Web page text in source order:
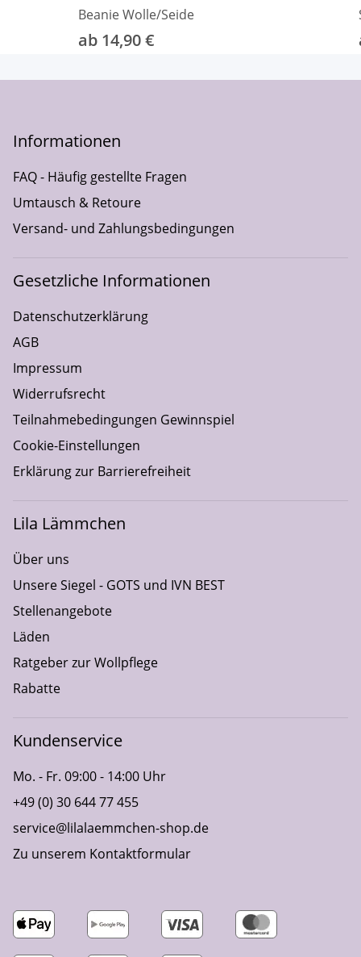
Beanie Wolle/Seide
ab 14,90 €
Informationen
FAQ - Häufig gestellte Fragen
Umtausch & Retoure
Versand- und Zahlungsbedingungen
Gesetzliche Informationen
Datenschutzerklärung
AGB
Impressum
Widerrufsrecht
Teilnahmebedingungen Gewinnspiel
Cookie-Einstellungen
Erklärung zur Barrierefreiheit
Lila Lämmchen
Über uns
Unsere Siegel - GOTS und IVN BEST
Stellenangebote
Läden
Ratgeber zur Wollpflege
Rabatte
Kundenservice
Mo. - Fr. 09:00 - 14:00 Uhr
+49 (0) 30 644 77 455
service@lilalaemmchen-shop.de
Zu unserem Kontaktformular